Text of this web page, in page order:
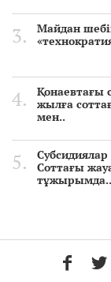
Майдан
Қонаевтағы
жылға
мен..
Соттағы
тұжырымда..